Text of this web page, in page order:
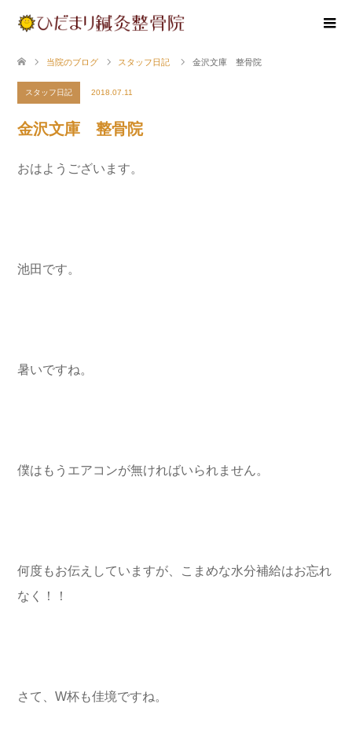
当院のブログ スタッフ日記 金沢文庫 整骨院
スタッフ日記 2018.07.11
金沢文庫 整骨院
おはようございます。
池田です。
暑いですね。
僕はもうエアコンが無ければいられません。
何度もお伝えしていますが、こまめな水分補給はお忘れ
なく！！
さて、W杯も佳境ですね。